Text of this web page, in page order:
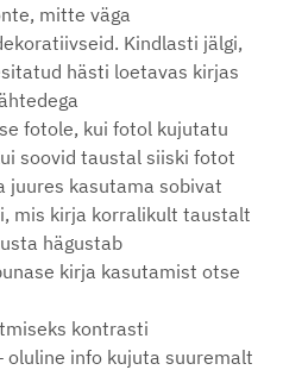
mitte väga
Kindlasti jälgi,
hästi loetavas kirjas
fotole, kui fotol kujutatu
soovid taustal siiski fotot
juures kasutama sobivat
mis kirja korralikult taustalt
hägustab
kirja kasutamist otse
kontrasti
oluline info kujuta suuremalt